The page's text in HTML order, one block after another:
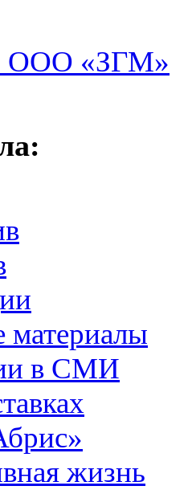
ООО «ЗГМ»
материалы
в СМИ
жизнь